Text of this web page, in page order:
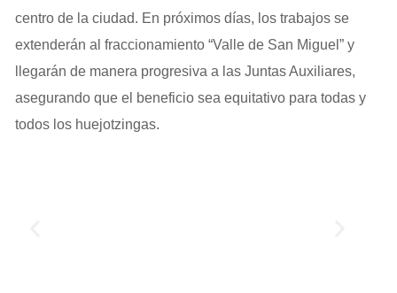
centro de la ciudad. En próximos días, los trabajos se
extenderán al fraccionamiento “Valle de San Miguel” y
llegarán de manera progresiva a las Juntas Auxiliares,
asegurando que el beneficio sea equitativo para todas y
todos los huejotzingas.